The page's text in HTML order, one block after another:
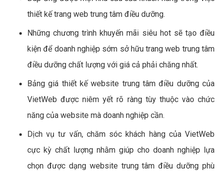
thiết kế trang web trung tâm điều dưỡng.
Những chương trình khuyến mãi siêu hot sẽ tạo điều
kiện để doanh nghiệp sớm sở hữu trang web trung tâm
điều dưỡng chất lượng với giá cả phải chăng nhất.
Bảng giá thiết kế website trung tâm điều dưỡng của
VietWeb được niêm yết rõ ràng tùy thuộc vào chức
năng của website mà doanh nghiệp cần.
Dịch vụ tư vấn, chăm sóc khách hàng của VietWeb
cực kỳ chất lượng nhằm giúp cho doanh nghiệp lựa
chọn được dạng website trung tâm điều dưỡng phù